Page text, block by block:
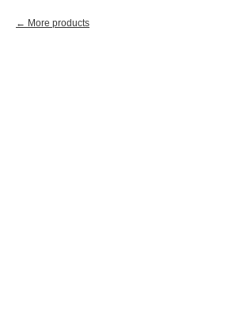
More products